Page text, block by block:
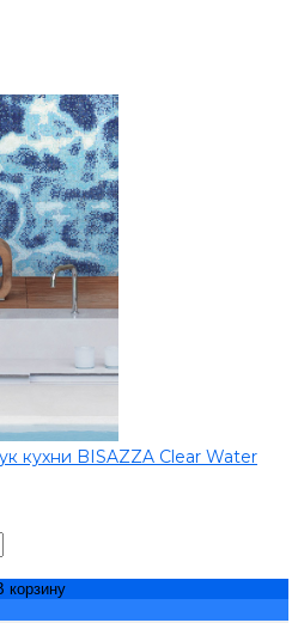
кухни BISAZZA Clear Water
корзину